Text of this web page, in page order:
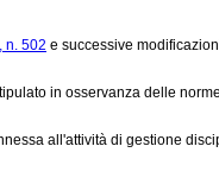
n. 502 e successive
in osservanza delle
all'attività di gestione